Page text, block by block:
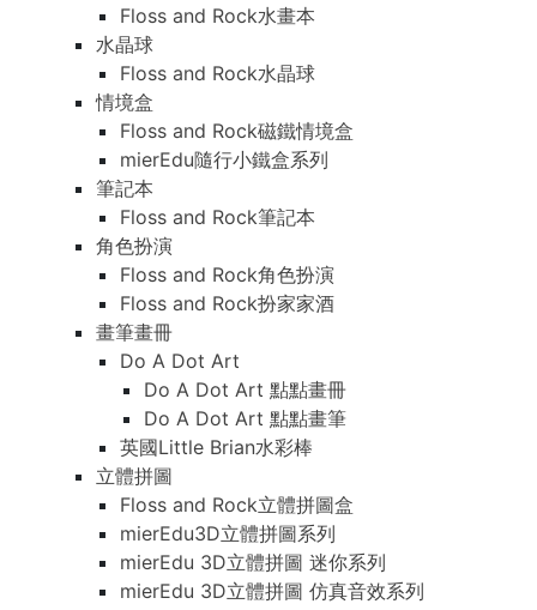
Floss and Rock水畫本
水晶球
Floss and Rock水晶球
情境盒
Floss and Rock磁鐵情境盒
mierEdu隨行小鐵盒系列
筆記本
Floss and Rock筆記本
角色扮演
Floss and Rock角色扮演
Floss and Rock扮家家酒
畫筆畫冊
Do A Dot Art
Do A Dot Art 點點畫冊
Do A Dot Art 點點畫筆
英國Little Brian水彩棒
立體拼圖
Floss and Rock立體拼圖盒
mierEdu3D立體拼圖系列
mierEdu 3D立體拼圖 迷你系列
mierEdu 3D立體拼圖 仿真音效系列